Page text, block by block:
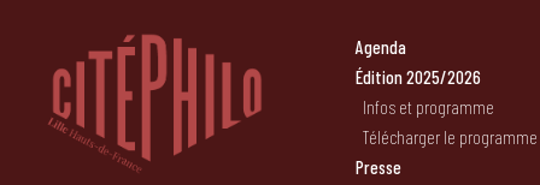
Agenda
Édition 2025/2026
Infos et programme
Télécharger le programme
Presse